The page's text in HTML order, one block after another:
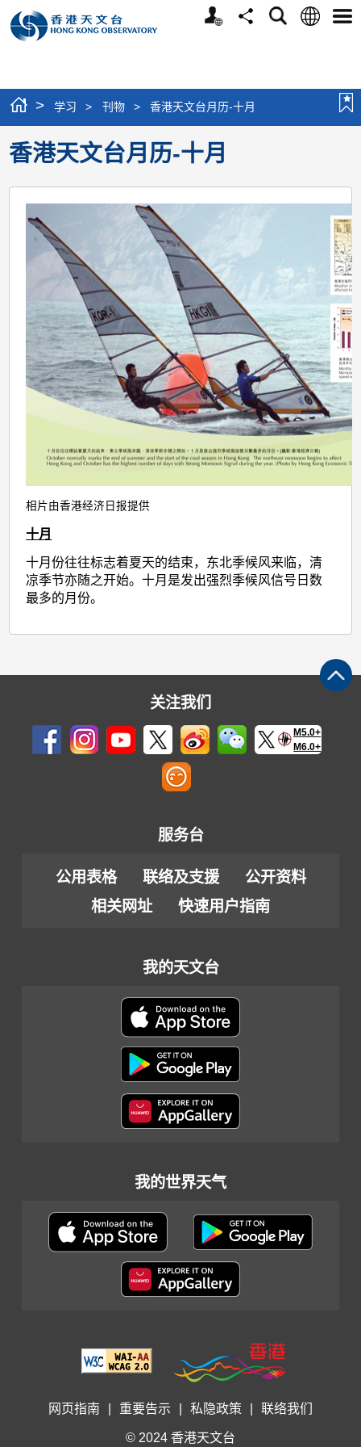
个
分
搜
语
选
> 学习 > 刊物 > 香港天文台月历-十月
香港天文台月历-十月
相片由香港经济日报提供
十月
十月份往往标志着夏天的结束，东北季候风来临，清
凉季节亦随之开始。十月是发出强烈季候风信号日数
最多的月份。
关注我们
M5.0+
M6.0+
服务台
公用表格 联络及支援
公开资料
相关网址
快速用户指南
我的天文台
我的世界天气
网页指南 重要告示 私隐政策 联络我们
© 2024 香港天文台